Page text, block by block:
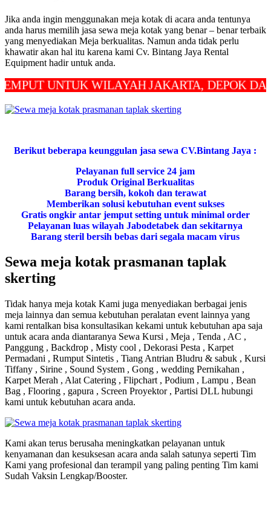
Jika anda ingin menggunakan meja kotak di acara anda tentunya
anda harus memilih jasa sewa meja kotak yang benar – benar terbaik
yang menyediakan Meja berkualitas. Namun anda tidak perlu
khawatir akan hal itu karena kami Cv. Bintang Jaya Rental
Equipment hadir untuk anda.
WILAYAH JAKARTA, DEPOK DAN
Berikut beberapa keunggulan jasa sewa CV.Bintang Jaya :
Pelayanan full service 24 jam
Produk Original Berkualitas
Barang bersih, kokoh dan terawat
Memberikan solusi kebutuhan event sukses
Gratis ongkir antar jemput setting untuk minimal order
Pelayanan luas wilayah Jabodetabek dan sekitarnya
Barang steril bersih bebas dari segala macam virus
Sewa meja kotak prasmanan taplak
skerting
Tidak hanya meja kotak Kami juga menyediakan berbagai jenis
meja lainnya dan semua kebutuhan peralatan event lainnya yang
kami rentalkan bisa konsultasikan kekami untuk kebutuhan apa saja
untuk acara anda diantaranya Sewa Kursi , Meja , Tenda , AC ,
Panggung , Backdrop , Misty cool , Dekorasi Pesta , Karpet
Permadani , Rumput Sintetis , Tiang Antrian Bludru & sabuk , Kursi
Tiffany , Sirine , Sound System , Gong , wedding Pernikahan ,
Karpet Merah , Alat Catering , Flipchart , Podium , Lampu , Bean
Bag , Flooring , gapura , Screen Proyektor , Partisi DLL hubungi
kami untuk kebutuhan acara anda.
Kami akan terus berusaha meningkatkan pelayanan untuk
kenyamanan dan kesuksesan acara anda salah satunya seperti Tim
Kami yang profesional dan terampil yang paling penting Tim kami
Sudah Vaksin Lengkap/Booster.